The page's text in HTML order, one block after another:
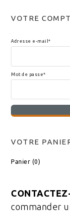
VOTRE
Adresse e-mail*
Mot de passe*
VOTRE
Panier (0)
commander